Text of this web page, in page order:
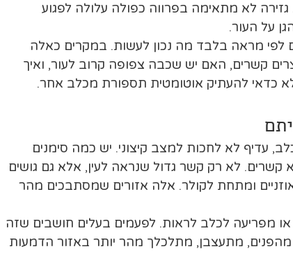
גזירה לא מתאימה בפרווה כפולה עלולה לפגוע
על העור.
מראה בלבד מה נכון לעשות. במקרים כאלה
קשרים, האם יש שכבה צפופה קרוב לעור, ואיך
כדאי להעתיק אוטומטית תספורת מכלב אחר.
עדיף לא לחכות למצב קיצוני. יש כמה סימנים
קשרים. לא רק קשר גדול שנראה לעין, אלא גם גושים
ומתחת לקולר. אלה אזורים שמסתבכים מהר
או מפריעה לכלב לראות. לפעמים בעלים חושבים שזה
מתעצבן, מתלכלך מהר יותר באזור הדמעות